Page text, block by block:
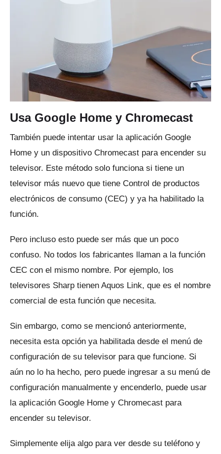
Usa Google Home y Chromecast
También puede intentar usar la aplicación Google
Home y un dispositivo Chromecast para encender su
televisor. Este método solo funciona si tiene un
televisor más nuevo que tiene Control de productos
electrónicos de consumo (CEC) y ya ha habilitado la
función.
Pero incluso esto puede ser más que un poco
confuso. No todos los fabricantes llaman a la función
CEC con el mismo nombre. Por ejemplo, los
televisores Sharp tienen Aquos Link, que es el nombre
comercial de esta función que necesita.
Sin embargo, como se mencionó anteriormente,
necesita esta opción ya habilitada desde el menú de
configuración de su televisor para que funcione. Si
aún no lo ha hecho, pero puede ingresar a su menú de
configuración manualmente y encenderlo, puede usar
la aplicación Google Home y Chromecast para
encender su televisor.
Simplemente elija algo para ver desde su teléfono y